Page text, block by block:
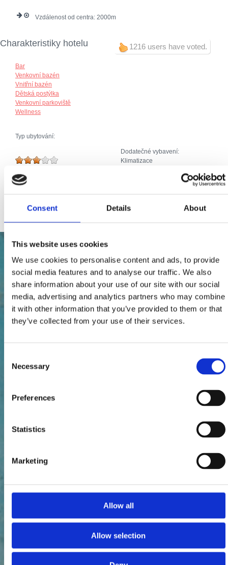
Consent Details About
This website uses cookies
We use cookies to personalise content and ads, to provide
social media features and to analyse our traffic. We also
share information about your use of our site with our social
media, advertising and analytics partners who may combine
it with other information that you’ve provided to them or that
they’ve collected from your use of their services.
Selection
Necessary
Preferences
Statistics
Marketing
Allow all
Allow selection
Vzdálenost od centra: 2000
1216 users have voted.
Charakteristiky hotelu
Bar
Venkovní bazén
Vnitřní bazén
Dětská postýlka
Venkovní parkoviště
Wellness
Typ ubytování:
Dodatečné vybavení:
Klimatizace
Kabelová nebo satelitní televize